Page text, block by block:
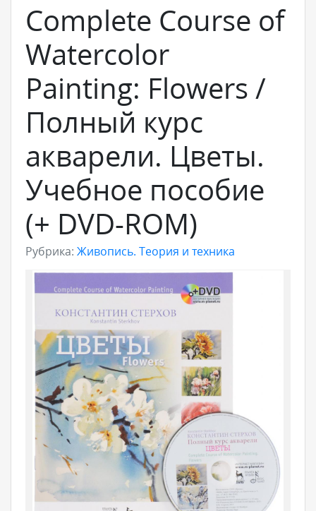
Complete Course of
Watercolor
Painting: Flowers /
Полный курс
акварели. Цветы.
Учебное пособие
(+ DVD-ROM)
Рубрика: Живопись. Теория и техника